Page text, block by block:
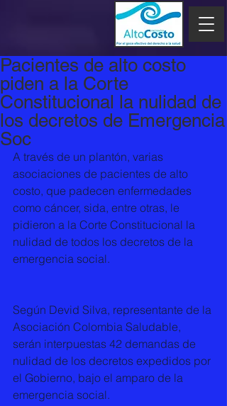
Pacientes de alto costo
piden a la Corte
Constitucional la nulidad de
los decretos de Emergencia
Soc
A través de un plantón, varias
asociaciones de pacientes de alto
costo, que padecen enfermedades
como cáncer, sida, entre otras, le
pidieron a la Corte Constitucional la
nulidad de todos los decretos de la
emergencia social.
Según Devid Silva, representante de la
Asociación Colombia Saludable,
serán interpuestas 42 demandas de
nulidad de los decretos expedidos por
el Gobierno, bajo el amparo de la
emergencia social.